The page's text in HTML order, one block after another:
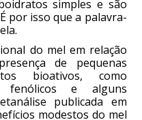
simples e são
por isso que a palavra-
do mel em relação
de pequenas
bioativos, como
fenólicos e alguns
publicada em
modestos do mel